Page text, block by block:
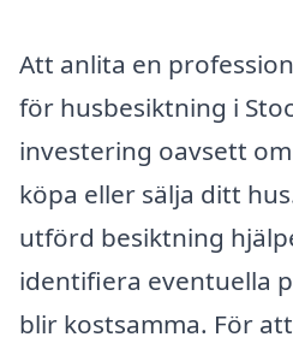
Att anlita en
för husbesiktning i
investering oavsett
köpa eller sälja ditt
utförd besiktning
identifiera eventuella
blir kostsamma. För